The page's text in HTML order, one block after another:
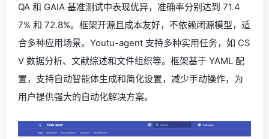
QA 和 GAIA 基准测试中表现优异，准确率分别达到 71.4
7% 和 72.8%。框架开源且成本友好，不依赖闭源模型，适
合多种应用场景。Youtu-agent 支持多种实用任务，如 CS
V 数据分析、文献综述和文件组织等。框架基于 YAML 配
置，支持自动智能体生成和简化设置，减少手动操作，为
用户提供强大的自动化解决方案。